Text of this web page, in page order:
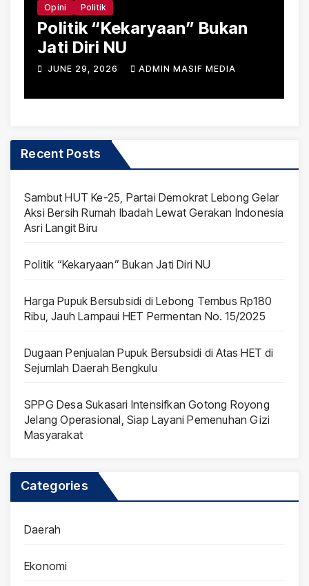
Bukan
ADMIN MASIF MEDIA
Harga Pupuk
Jauh Lampaui
JUNE 19, 2026
Recent Posts
Sambut HUT Ke-25, Partai Demokrat Lebong Gelar
Aksi Bersih Rumah Ibadah Lewat Gerakan Indonesia
Asri Langit Biru
Politik “Kekaryaan” Bukan Jati Diri NU
Harga Pupuk Bersubsidi di Lebong Tembus Rp180
Ribu, Jauh Lampaui HET Permentan No. 15/2025
Dugaan Penjualan Pupuk Bersubsidi di Atas HET di
Sejumlah Daerah Bengkulu
SPPG Desa Sukasari Intensifkan Gotong Royong
Jelang Operasional, Siap Layani Pemenuhan Gizi
Masyarakat
Categories
Daerah
Ekonomi